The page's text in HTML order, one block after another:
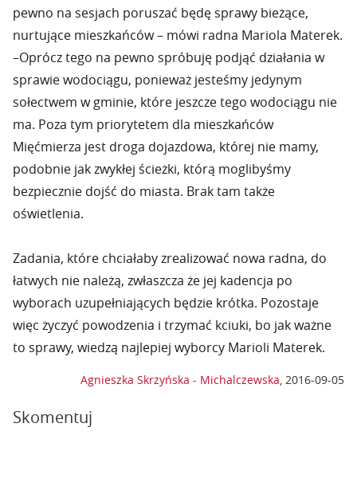
pewno na sesjach poruszać będę sprawy bieżące,
nurtujące mieszkańców – mówi radna Mariola Materek.
–Oprócz tego na pewno spróbuję podjąć działania w
sprawie wodociągu, ponieważ jesteśmy jedynym
sołectwem w gminie, które jeszcze tego wodociągu nie
ma. Poza tym priorytetem dla mieszkańców
Mięćmierza jest droga dojazdowa, której nie mamy,
podobnie jak zwykłej ścieżki, którą moglibyśmy
bezpiecznie dojść do miasta. Brak tam także
oświetlenia.
Zadania, które chciałaby zrealizować nowa radna, do
łatwych nie należą, zwłaszcza że jej kadencja po
wyborach uzupełniających będzie krótka. Pozostaje
więc życzyć powodzenia i trzymać kciuki, bo jak ważne
to sprawy, wiedzą najlepiej wyborcy Marioli Materek.
Agnieszka Skrzyńska - Michalczewska, 2016-09-05
Skomentuj